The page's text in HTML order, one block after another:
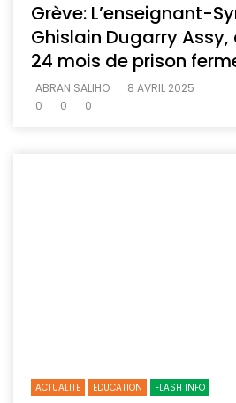
Grève: L’enseignant-
Ghislain Dugarry
24 mois de prison
ABRAN SALIHO
8 AVRIL 2025
0
0 0
ACTUALITE EDUCATION FLASH INFO